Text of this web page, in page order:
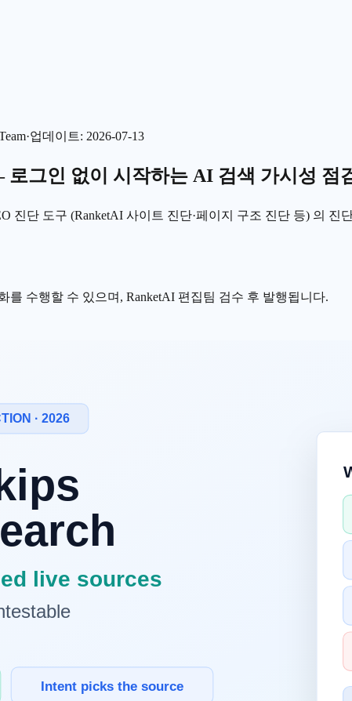
·업데이트: 2026-07-13
그인 없이 시작하는 AI 검색 가시성 점
진단 도구 (RanketAI 사이트 진단·페이지 구조 진단 등) 의 진
수행할 수 있으며, RanketAI 편집팀 검수 후 발행됩니다.
다.
Brand Radar 등) 는 사이트 단위 무료 진단보다 측정·모니터
로 확장하는 흐름이 한국
할 것으로 예측했다. 같
변 안에 우리 브랜드가 어떻게 노출되는지 측정하는 도구는
가 월 $29 (Otterly AI Lite) 부터 $5,000+ (Profound
부터 점검하려면, 결제·
한 번으로AI 봇이 우리 사이트를 어떻게 보는가
를 정량 점수로
춰 두는 단계다.